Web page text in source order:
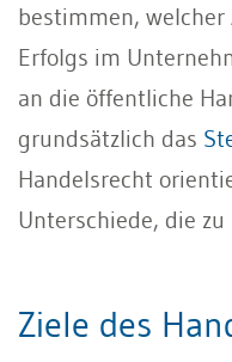
bestimmen,
Erfolgs im
an die öffentliche
grundsätzlich das
Handelsrecht
Unterschiede, die
Ziele des